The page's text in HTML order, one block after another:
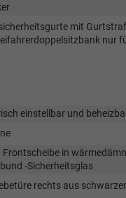
mit
nur
einstellbar und
in
-Sicherheitsglas
rechts aus